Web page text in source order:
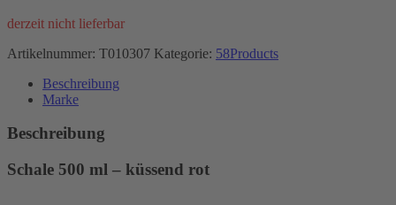
derzeit nicht lieferbar
Artikelnummer: T010307 Kategorie: 58Products
Beschreibung
Marke
Beschreibung
Schale 500 ml – küssend rot